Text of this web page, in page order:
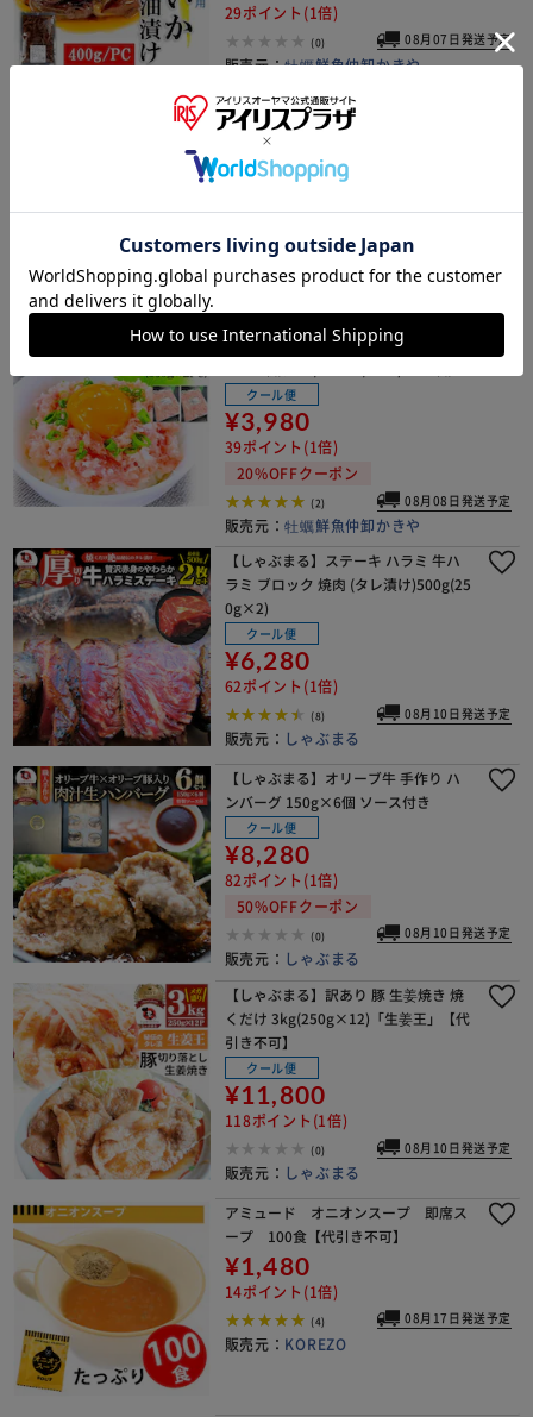
29ポイント(1倍)
(0) 08月07日発送予定
販売元：牡蠣鮮魚仲卸かきや
ばくらい110g/瓶 ゆず唐辛子付き 業務
用 高級珍味 ほやとこのわたの塩辛 バ
クライ 赤ほや このわた ギフト ギフト
メッセージ【代引き不可】
クール便
08月08日発送予定
販売元：牡蠣鮮魚仲卸かきや
0g×2パック) ＋ 本わさび小袋付(3種
グロ ネギトロ丼【代引き不可】
クール便
¥3,980
39ポイント(1倍)
20%OFFクーポン
(2) 08月08日発送予定
販売元：牡蠣鮮魚仲卸かきや
【しゃぶまる】ステーキ ハラミ 牛ハ
ラミ ブロック 焼肉 (タレ漬け)500g(25
0g×2)
クール便
¥6,280
62ポイント(1倍)
(8) 08月10日発送予定
販売元： しゃぶまる
【しゃぶまる】オリーブ牛 手作り ハ
ンバーグ 150g×6個 ソース付き
クール便
¥8,280
82ポイント(1倍)
50%OFFクーポン
(0) 08月10日発送予定
販売元： しゃぶまる
【しゃぶまる】訳あり 豚 生姜焼き 焼
くだけ 3kg(250g×12)「生姜王」【代
引き不可】
クール便
¥11,800
118ポイント(1倍)
(0) 08月10日発送予定
販売元： しゃぶまる
アミュード オニオンスープ 即席ス
ープ 100食【代引き不可】
¥1,480
14ポイント(1倍)
(4) 08月17日発送予定
販売元： KOREZO